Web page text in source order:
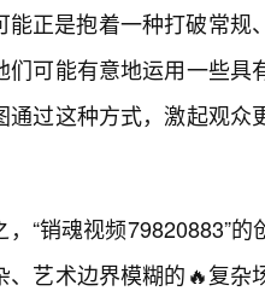
能正是抱着一种打破常规
们可能有意地运用一些
通过这种方式，激起观
，“销魂视频79820883”
、艺术边界模糊的🔥复